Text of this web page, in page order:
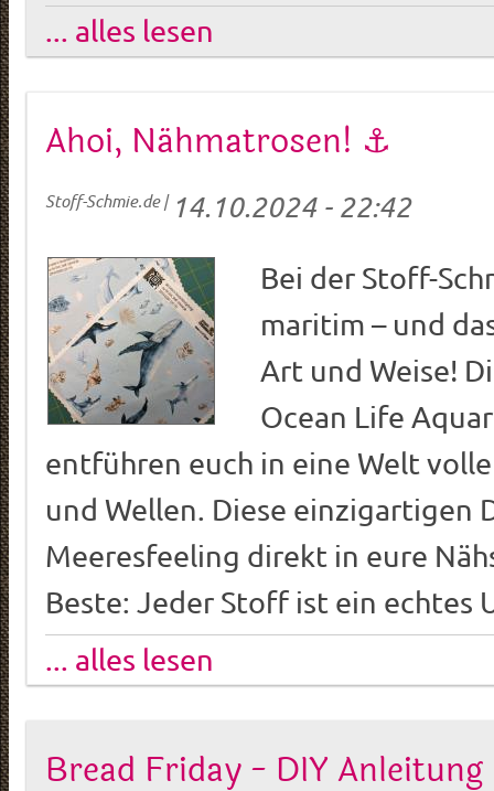
... alles lesen
Ahoi, Nähmatrosen! ⚓️
Stoff-Schmie.de| 14.10.2024 - 22:42
Bei der Stoff-
maritim – und
Art und Weise!
Ocean Life
entführen euch in eine Welt
und Wellen. Diese einzigartigen
Meeresfeeling direkt in eure
Beste: Jeder Stoff ist ein echtes
... alles lesen
Bread Friday - DIY